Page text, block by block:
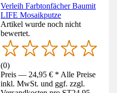
Verleih Farbtonfächer Baumit
LIFE Mosaikputze
Artikel wurde noch nicht
bewertet.
(0)
Preis — 24,95 € * Alle Preise
inkl. MwSt. und ggf. zzgl.